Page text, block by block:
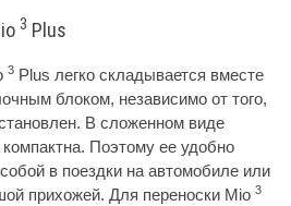
3 Plus
3 Plus легко складывается вместе
блоком, независимо от того,
В сложенном виде
компактна. Поэтому ее удобно
в поездки на автомобиле или
прихожей. Для переноски Mio 3